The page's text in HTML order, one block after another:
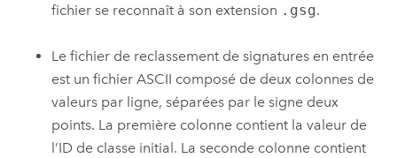
fichier se reconnaît à son extension .gsg.
Le fichier de reclassement de signatures en entrée
est un fichier ASCII composé de deux colonnes de
valeurs par ligne, séparées par le signe deux
points. La première colonne contient la valeur de
l’ID de classe initial. La seconde colonne contient